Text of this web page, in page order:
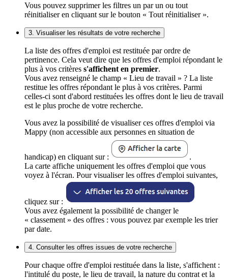
Vous pouvez supprimer les filtres un par un ou tout
réinitialiser en cliquant sur le bouton « Tout réinitialiser ».
3. Visualiser les résultats de votre recherche
La liste des offres d'emploi est restituée par ordre de
pertinence. Cela veut dire que les offres d'emploi répondant le
plus à vos critères s'affichent en premier.
Vous avez renseigné le champ « Lieu de travail » ? La liste
restitue les offres répondant le plus à vos critères. Parmi
celles-ci sont d'abord restituées les offres dont le lieu de travail
est le plus proche de votre recherche.
Vous avez la possibilité de visualiser ces offres d'emploi via
Mappy (non accessible aux personnes en situation de
handicap) en cliquant sur :
.
La carte affiche uniquement les offres d'emploi que vous
voyez à l'écran. Pour visualiser les offres d'emploi suivantes,
cliquez sur :
Vous avez également la possibilité de changer le
« classement » des offres : vous pouvez par exemple les trier
par date.
4. Consulter les offres issues de votre recherche
Pour chaque offre d'emploi restituée dans la liste, s'affichent :
l'intitulé du poste, le lieu de travail, la nature du contrat et la